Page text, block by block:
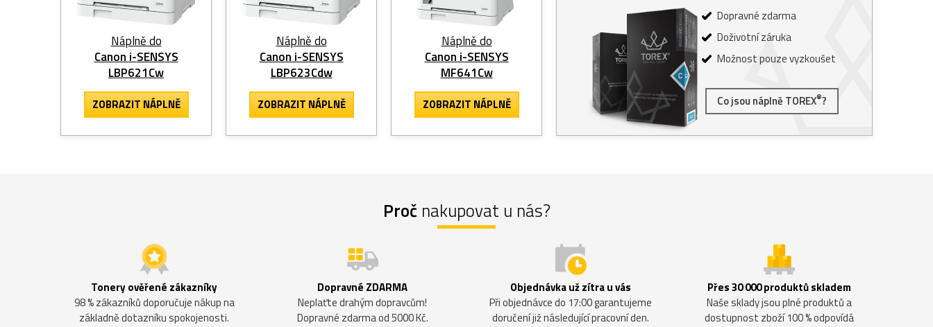
Náplně do
Canon i-SENSYS
LBP621Cw
ZOBRAZITNÁPLNĚ
Náplně do
Canon i-SENSYS
LBP623Cdw
ZOBRAZITNÁPLNĚ
Náplně do
Canon i-SENSYS
MF641Cw
ZOBRAZITNÁPLNĚ
Dopravné zdarma
Doživotní záruka
Možnost pouze vyzkoušet
Co jsou náplně TOREX®?
Proč nakupovat u nás?
Tonery ověřené zákazníky
98 % zákazníků doporučuje nákup na
základně dotazníku spokojenosti.
Dopravné ZDARMA
Neplaťte drahým dopravcům!
Dopravné zdarma od 5000 Kč.
Objednávka už zítra u vás
Při objednávce do 17:00 garantujeme
doručení již následující pracovní den.
Přes 30 000 produktů skladem
Naše sklady jsou plné produktů a
dostupnost zboží 100 % odpovídá